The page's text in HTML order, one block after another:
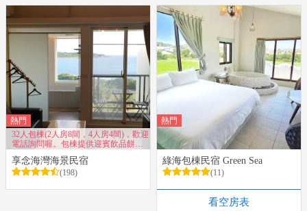
熱門
32人包棟(2人房8間，4人房4間)，歡迎
電話詢問喔。包棟提供迎賓飲品餅
乾、兒童戲水池、兒童溜滑梯、戶外
露天烤肉場地、專屬免費停車場，所
有房間都有海景陽台及浴缸。
享念海灣海景民宿
(198)
熱門
綠海包棟民宿 Green Sea
(11)
看空房表